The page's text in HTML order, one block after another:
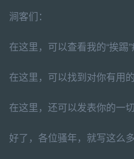
涧客们：
在这里，可以查看我的“挨踢”
在这里，可以找到对你有用的
在这里，还可以发表你的一
好了，各位骚年，就写这么